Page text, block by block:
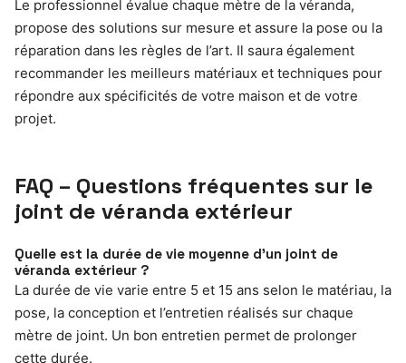
Le professionnel évalue chaque mètre de la véranda,
propose des solutions sur mesure et assure la pose ou la
réparation dans les règles de l’art. Il saura également
recommander les meilleurs matériaux et techniques pour
répondre aux spécificités de votre maison et de votre
projet.
FAQ – Questions fréquentes sur le
joint de véranda extérieur
Quelle est la durée de vie moyenne d’un joint de
véranda extérieur ?
La durée de vie varie entre 5 et 15 ans selon le matériau, la
pose, la conception et l’entretien réalisés sur chaque
mètre de joint. Un bon entretien permet de prolonger
cette durée.